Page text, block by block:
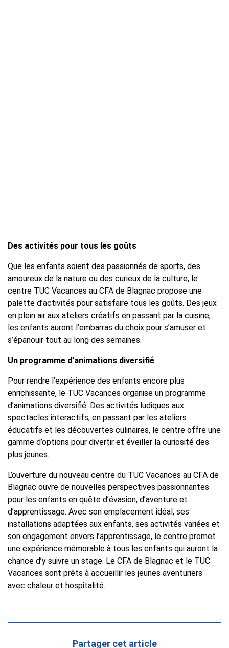
Des activités pour tous les goûts
Que les enfants soient des passionnés de sports, des
amoureux de la nature ou des curieux de la culture, le
centre TUC Vacances au CFA de Blagnac propose une
palette d’activités pour satisfaire tous les goûts. Des jeux
en plein air aux ateliers créatifs en passant par la cuisine,
les enfants auront l’embarras du choix pour s’amuser et
s’épanouir tout au long des semaines.
Un programme d’animations diversifié
Pour rendre l’expérience des enfants encore plus
enrichissante, le TUC Vacances organise un programme
d’animations diversifié. Des activités ludiques aux
spectacles interactifs, en passant par les ateliers
éducatifs et les découvertes culinaires, le centre offre une
gamme d’options pour divertir et éveiller la curiosité des
plus jeunes.
L’ouverture du nouveau centre du TUC Vacances au CFA de
Blagnac ouvre de nouvelles perspectives passionnantes
pour les enfants en quête d’évasion, d’aventure et
d’apprentissage. Avec son emplacement idéal, ses
installations adaptées aux enfants, ses activités variées et
son engagement envers l’apprentissage, le centre promet
une expérience mémorable à tous les enfants qui auront la
chance d’y suivre un stage. Le CFA de Blagnac et le TUC
Vacances sont prêts à accueillir les jeunes aventuriers
avec chaleur et hospitalité.
Partager cet article